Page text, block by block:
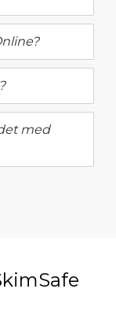
med